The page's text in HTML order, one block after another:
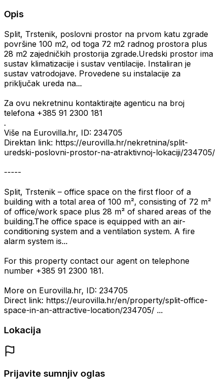
Opis
Split, Trstenik, poslovni prostor na prvom katu zgrade
površine 100 m2, od toga 72 m2 radnog prostora plus
28 m2 zajedničkih prostorija zgrade.Uredski prostor ima
sustav klimatizacije i sustav ventilacije. Instaliran je
sustav vatrodojave. Provedene su instalacije za
priključak ureda na...
Za ovu nekretninu kontaktirajte agenticu na broj
telefona +385 91 2300 181
.
Više na Eurovilla.hr, ID: 234705
Direktan link: https://eurovilla.hr/nekretnina/split-
uredski-poslovni-prostor-na-atraktivnoj-lokaciji/234705/
-----
Split, Trstenik – office space on the first floor of a
building with a total area of 100 m², consisting of 72 m²
of office/work space plus 28 m² of shared areas of the
building.The office space is equipped with an air-
conditioning system and a ventilation system. A fire
alarm system is...
For this property contact our agent on telephone
number +385 91 2300 181.
More on Eurovilla.hr, ID: 234705
Direct link: https://eurovilla.hr/en/property/split-office-
space-in-an-attractive-location/234705/ ...
Lokacija
Prijavite sumnjiv oglas